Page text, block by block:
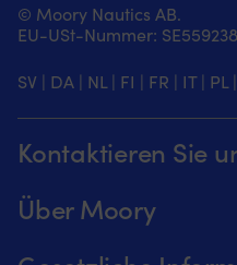
© Moory Nautics AB.
EU-USt-Nummer:
SV | DA | NL | FI | FR | IT| PL |
Kontaktieren Sie
Telefonzeiten täglich
+46 8251546 –
Über Moory